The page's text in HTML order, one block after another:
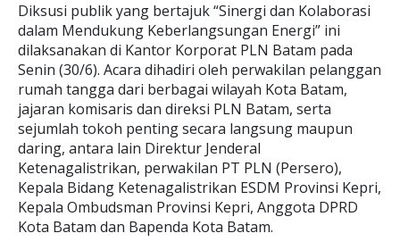
Diksusi publik yang bertajuk “Sinergi dan Kolaborasi
dalam Mendukung Keberlangsungan Energi” ini
dilaksanakan di Kantor Korporat PLN Batam pada
Senin (30/6). Acara dihadiri oleh perwakilan pelanggan
rumah tangga dari berbagai wilayah Kota Batam,
jajaran komisaris dan direksi PLN Batam, serta
sejumlah tokoh penting secara langsung maupun
daring, antara lain Direktur Jenderal
Ketenagalistrikan, perwakilan PT PLN (Persero),
Kepala Bidang Ketenagalistrikan ESDM Provinsi Kepri,
Kepala Ombudsman Provinsi Kepri, Anggota DPRD
Kota Batam dan Bapenda Kota Batam.